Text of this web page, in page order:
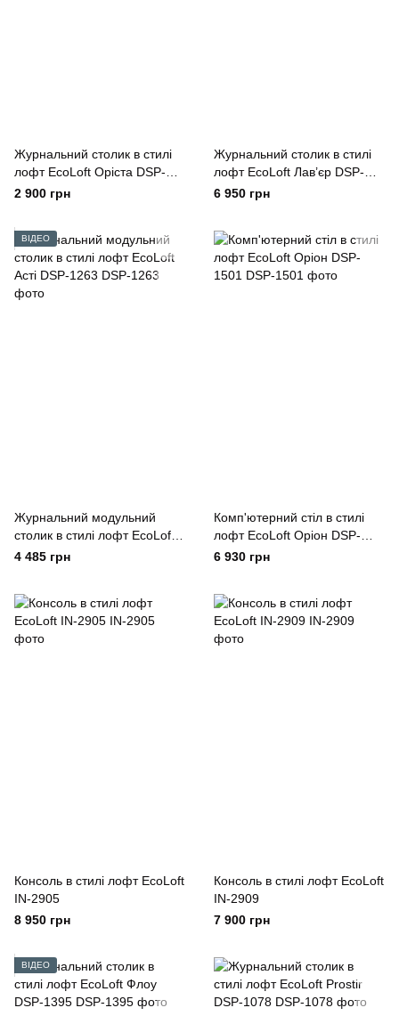
Журнальний столик в стилі
лофт EcoLoft Оріста DSP-
1375
2 900 грн
Журнальний столик в стилі
лофт EcoLoft Лав’єр DSP-
1477
6 950 грн
ВІДЕО
Журнальний модульний
столик в стилі лофт EcoLoft
Асті DSP-1263
4 485 грн
Комп'ютерний стіл в стилі
лофт EcoLoft Оріон DSP-
1501
6 930 грн
Консоль в стилі лофт EcoLoft
IN-2905
8 950 грн
Консоль в стилі лофт EcoLoft
IN-2909
7 900 грн
ВІДЕО